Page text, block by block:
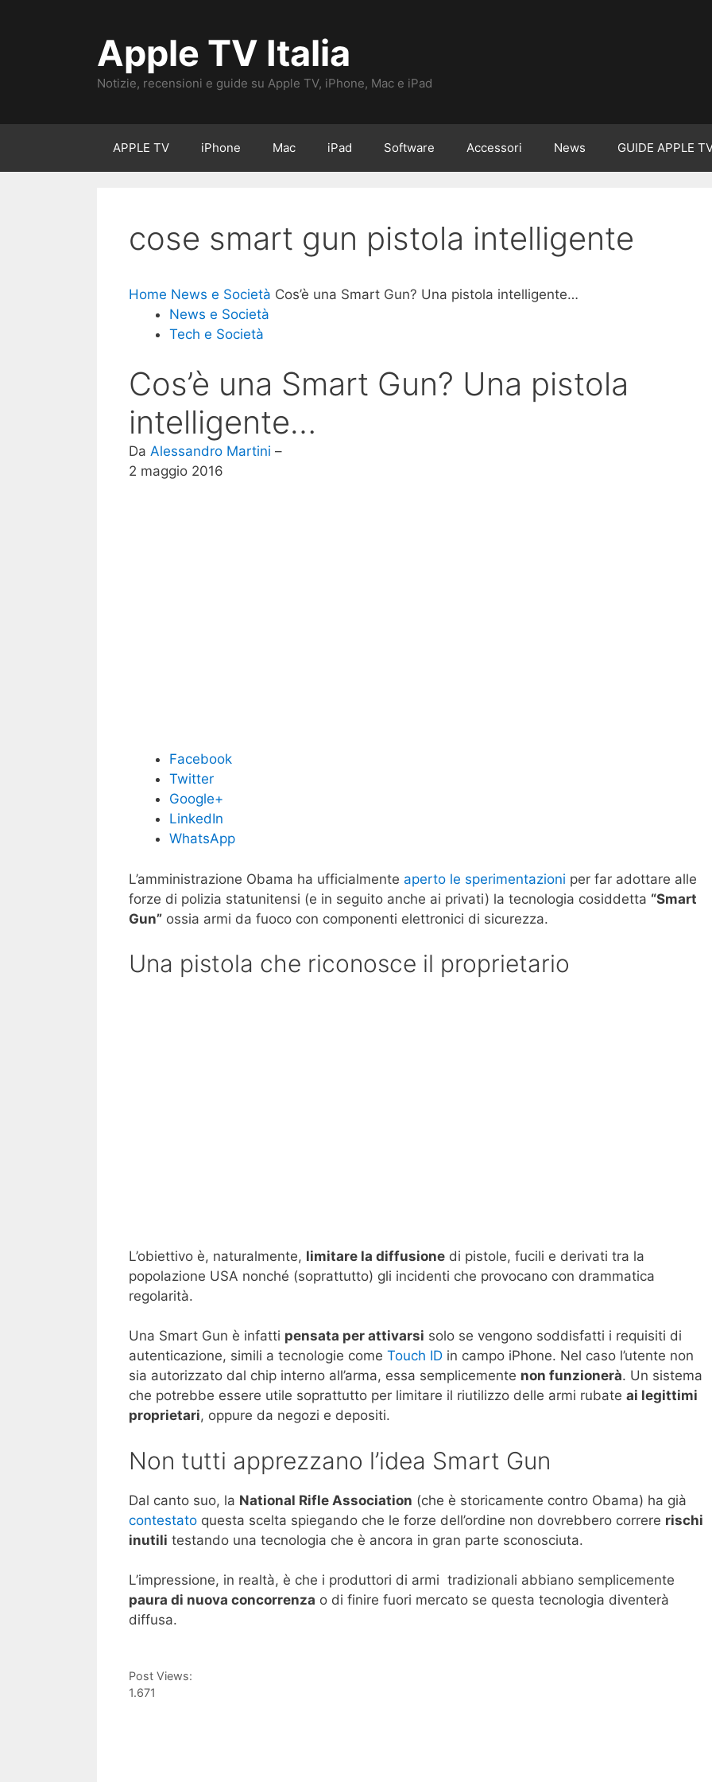
Apple TV Italia
Notizie, recensioni e guide su Apple TV, iPhone, Mac e iPad
APPLE TV iPhone Mac iPad Software Accessori News GUIDE APPLE
cose smart gun pistola intelligente
Home News e Società Cos’è una Smart Gun? Una pistola intelligente…
News e Società
Tech e Società
Cos’è una Smart Gun? Una pistola
intelligente…
Da Alessandro Martini –
2 maggio 2016
Facebook
Twitter
Google+
LinkedIn
WhatsApp
L’amministrazione Obama ha ufficialmente aperto le sperimentazioni per far adottare alle
forze di polizia statunitensi (e in seguito anche ai privati) la tecnologia cosiddetta “Smart
Gun” ossia armi da fuoco con componenti elettronici di sicurezza.
Una pistola che riconosce il proprietario
L’obiettivo è, naturalmente, limitare la diffusione di pistole, fucili e derivati tra la
popolazione USA nonché (soprattutto) gli incidenti che provocano con drammatica
regolarità.
Una Smart Gun è infatti pensata per attivarsi solo se vengono soddisfatti i requisiti di
autenticazione, simili a tecnologie come Touch ID in campo iPhone. Nel caso l’utente non
sia autorizzato dal chip interno all’arma, essa semplicemente non funzionerà. Un sistema
che potrebbe essere utile soprattutto per limitare il riutilizzo delle armi rubate ai legittimi
proprietari, oppure da negozi e depositi.
Non tutti apprezzano l’idea Smart Gun
Dal canto suo, la National Rifle Association (che è storicamente contro Obama) ha già
contestato questa scelta spiegando che le forze dell’ordine non dovrebbero correre rischi
inutili testando una tecnologia che è ancora in gran parte sconosciuta.
L’impressione, in realtà, è che i produttori di armi tradizionali abbiano semplicemente
paura di nuova concorrenza o di finire fuori mercato se questa tecnologia diventerà
diffusa.
Post Views:
1.671